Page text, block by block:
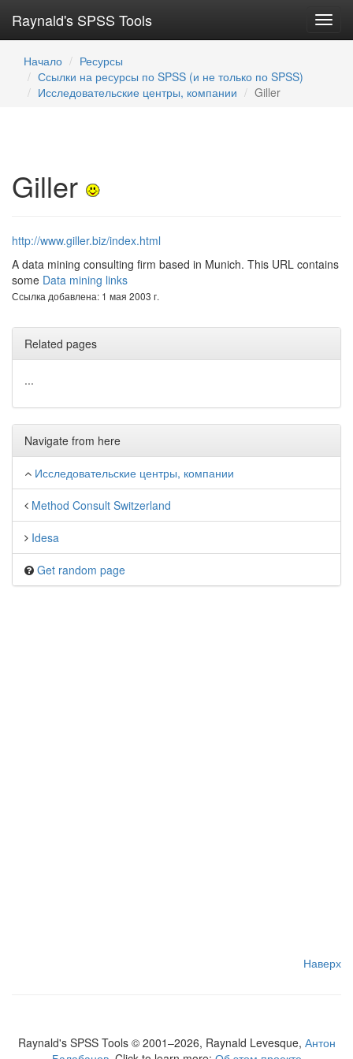
Raynald's SPSS Tools
Начало
Ресурсы
Ссылки на ресурсы по SPSS (и не только по SPSS)
Исследовательские центры, компании
Giller
Giller
http://www.giller.biz/index.html
A data mining consulting firm based in Munich. This URL contains
some Data mining links
Ссылка добавлена: 1 мая 2003 г.
Related pages
...
Navigate from here
Исследовательские центры, компании
Method Consult Switzerland
Idesa
Get random page
Наверх
Raynald's SPSS Tools © 2001–2026, Raynald Levesque, Антон